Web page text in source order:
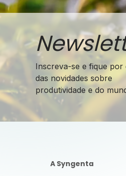
Inscreva-se e fique por
das novidades sobre
produtividade e do
A Syngenta